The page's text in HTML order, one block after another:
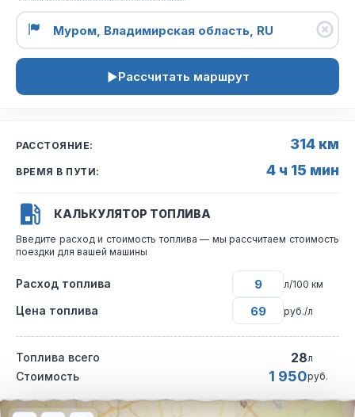
Рассчитать маршрут
РАССТОЯНИЕ: 314 км
ВРЕМЯ В ПУТИ: 4 ч 15 мин
КАЛЬКУЛЯТОР ТОПЛИВА
Введите расход и стоимость топлива — мы рассчитаем стоимость
поездки для вашей машины
Расход топлива л/100 км
Цена топлива руб./л
Топлива всего 28л
Стоимость 1 950руб.
Интерактивная карта автомобильного маршрута из города